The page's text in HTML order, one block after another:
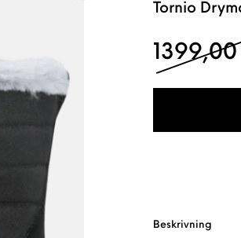
Tornio
1399,00
Beskrivning